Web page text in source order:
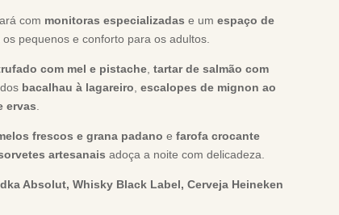
com monitoras especializadas e um espaço de
os pequenos e conforto para os adultos.
com mel e pistache, tartar de salmão com
bacalhau à lagareiro escalopes de mignon ao
ervas
frescos e grana padano e farofa crocante
artesanais adoça a noite com delicadeza.
Absolut, Whisky Black Label, Cerveja Heineken